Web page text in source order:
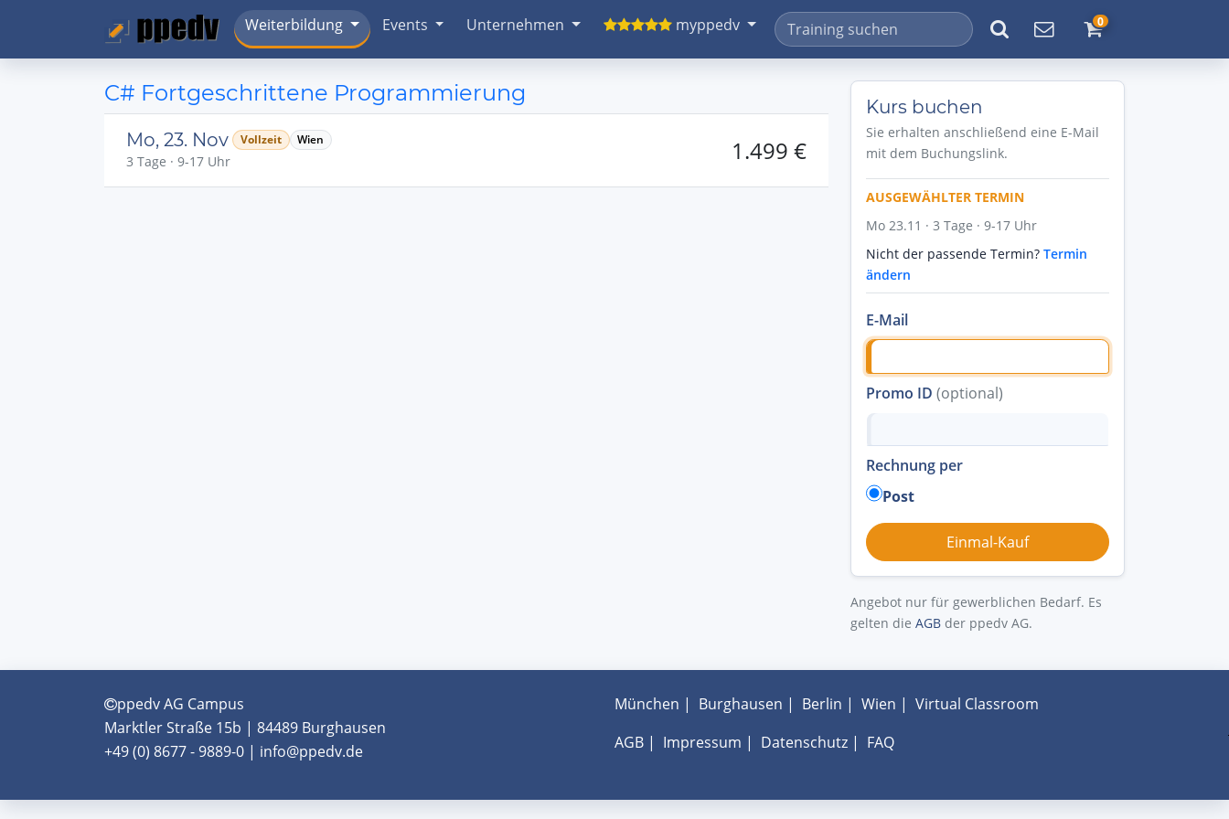
Weiterbildung Events Unternehmen myppedv 0
C# Fortgeschrittene Programmierung
Mo, 23. Nov Vollzeit Wien
3 Tage · 9-17 Uhr 1.499 €
Kurs buchen
Sie erhalten anschließend eine E-Mail
mit dem Buchungslink.
AUSGEWÄHLTER TERMIN
Mo 23.11 · 3 Tage · 9-17 Uhr
Nicht der passende Termin? Termin
ändern
E-Mail
Promo ID (optional)
Rechnung per
Post
Angebot nur für gewerblichen Bedarf. Es
gelten die AGB der ppedv AG.
ppedv AG Campus
Marktler Straße 15b | 84489 Burghausen
+49 (0) 8677 - 9889-0 | info@ppedv.de
München | Burghausen | Berlin | Wien | Virtual Classroom
AGB| Impressum | Datenschutz| FAQ